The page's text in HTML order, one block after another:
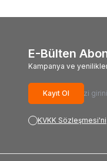
E-Bülten
Kampanya ve
Kayıt Ol
KVKK Sözleşmesi'ni